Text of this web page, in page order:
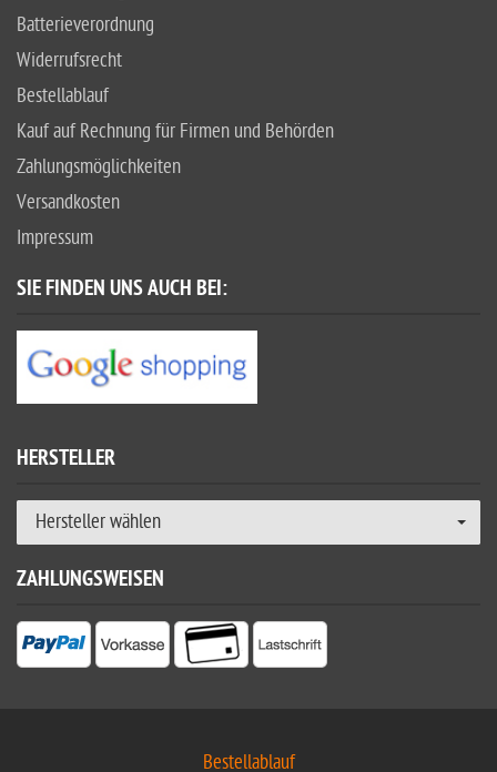
Batterieverordnung
Widerrufsrecht
Bestellablauf
Kauf auf Rechnung für Firmen und Behörden
Zahlungsmöglichkeiten
Versandkosten
Impressum
SIE FINDEN UNS AUCH BEI:
HERSTELLER
Hersteller wählen
ZAHLUNGSWEISEN
Bestellablauf